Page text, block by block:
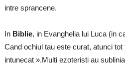
intre sprancene.
In Biblie, in Evanghelia lui Luca (in
Cand ochiul tau este curat, atunci
intunecat ».Multi ezoteristi au